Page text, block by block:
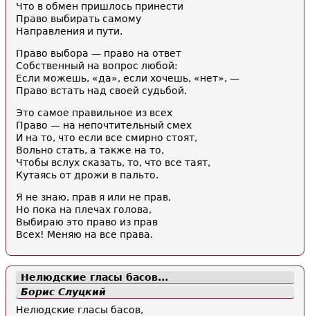
Что в обмен пришлось принести
Право выбирать самому
Направления и пути.
Право выбора — право на ответ
Собственный на вопрос любой:
Если можешь, «да», если хочешь, «нет», —
Право встать над своей судьбой.
Это самое правильное из всех
Право — на непочтительный смех
И на то, что если все смирно стоят,
Вольно стать, а также на то,
Чтобы вслух сказать, то, что все таят,
Кутаясь от дрожи в пальто.
Я не знаю, прав я или не прав,
Но пока на плечах голова,
Выбираю это право из прав
Всех! Меняю на все права.
Нелюдские гласы басов...
Борис Слуцкий
Нелюдские гласы басов,